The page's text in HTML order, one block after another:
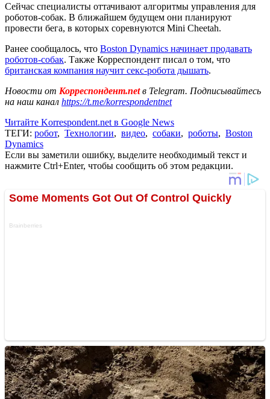
Сейчас специалисты оттачивают алгоритмы управления для
роботов-собак. В ближайшем будущем они планируют
провести бега, в которых соревнуются Mini Cheetah.
Ранее сообщалось, что Boston Dynamics начинает продавать
роботов-собак. Также Корреспондент писал о том, что
британская компания научит секс-робота дышать.
Новости от Корреспондент.netв Telegram. Подписывайтесь
на наш канал https://t.me/korrespondentnet
Читайте Korrespondent.net в Google News
ТЕГИ: робот, Технологии, видео, собаки, роботы, Boston
Dynamics
Если вы заметили ошибку, выделите необходимый текст и
нажмите Ctrl+Enter, чтобы сообщить об этом редакции.